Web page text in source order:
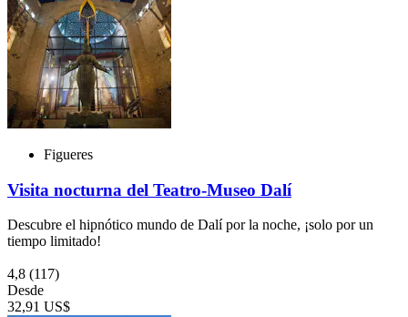
Figueres
Visita nocturna del Teatro-Museo Dalí
Descubre el hipnótico mundo de Dalí por la noche, ¡solo por un
tiempo limitado!
4,8 (117)
Desde
32,91 US$